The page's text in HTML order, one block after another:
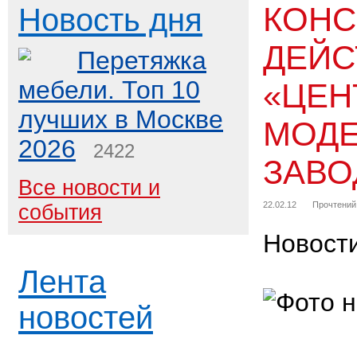
Новость дня
Перетяжка
мебели. Топ 10
лучших в Москве
2026
2422
Все новости и
события
Лента
новостей
22.02.12